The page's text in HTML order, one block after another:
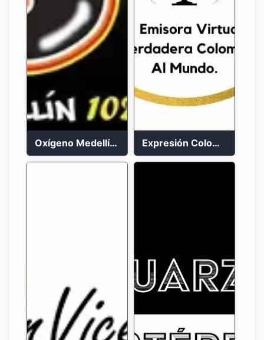
Oxígeno Medellín 90.9 FM en vivo Expresión Colombia Radio en vivo 24/7